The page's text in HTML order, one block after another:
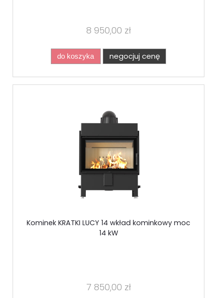
8 950,00 zł
do koszyka negocjuj cenę
Kominek KRATKI LUCY 14 wkład kominkowy moc
14 kW
7 850,00 zł